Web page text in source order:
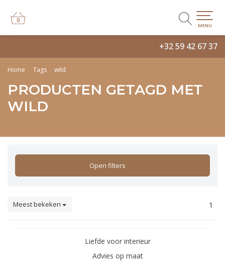
+32 59 42 67 37
0
0
MENU
Home Tags wild
PRODUCTEN GETAGD MET
WILD
Open filters
Meest bekeken 1
Liefde voor interieur
Advies op maat